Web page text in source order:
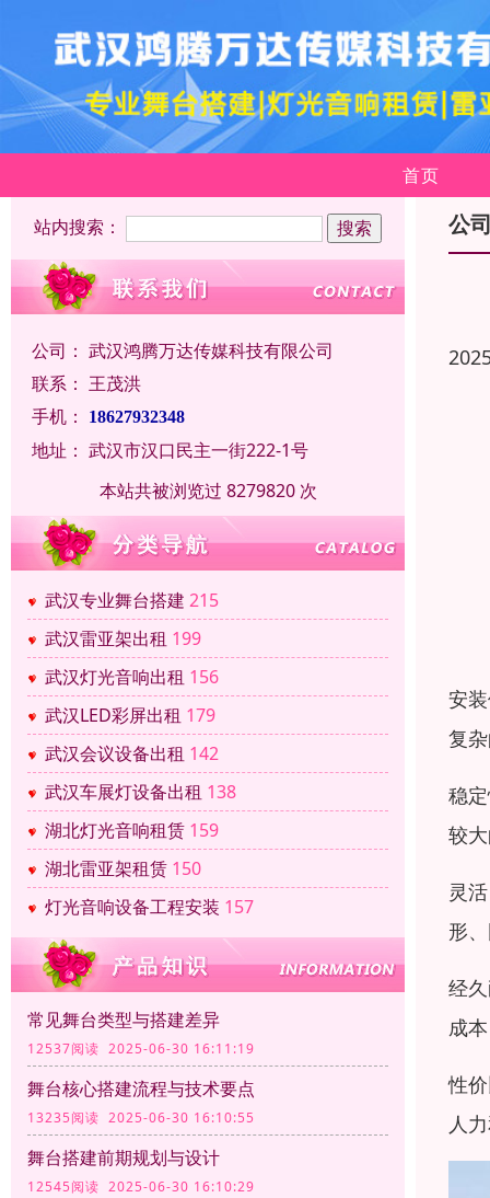
首页
站内搜索：
公司： 武汉鸿腾万达传媒科技有限公司
联系： 王茂洪
手机：
18627932348
地址： 武汉市汉口民主一街222-1号
本站共被浏览过 8279820 次
武汉专业舞台搭建 215
武汉雷亚架出租 199
武汉灯光音响出租 156
武汉LED彩屏出租 179
武汉会议设备出租 142
武汉车展灯设备出租 138
湖北灯光音响租赁 159
湖北雷亚架租赁 150
灯光音响设备工程安装 157
常见舞台类型与搭建差异
12537阅读 2025-06-30 16:11:19
舞台核心搭建流程与技术要点
13235阅读 2025-06-30 16:10:55
舞台搭建前期规划与设计
12545阅读 2025-06-30 16:10:29
公
安
复
稳
较
灵
形
经
成
性
人